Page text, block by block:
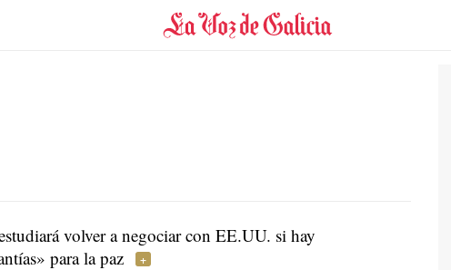
volver a negociar con EE.UU. si hay
para la paz